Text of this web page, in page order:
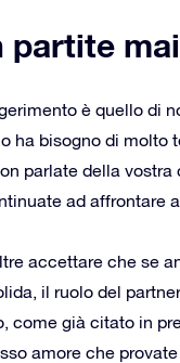
partite
è quello di
ha bisogno di molto
parlate della
ad affrontare
accettare che se
il ruolo del
come già citato in
amore che provate